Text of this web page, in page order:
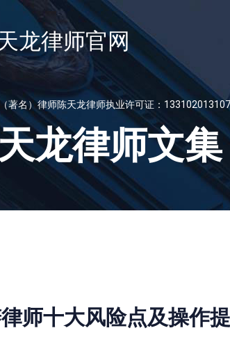
龙律师官网
著名）律师陈天龙律师执业许可证：
龙律师文集
师十大风险点及操作